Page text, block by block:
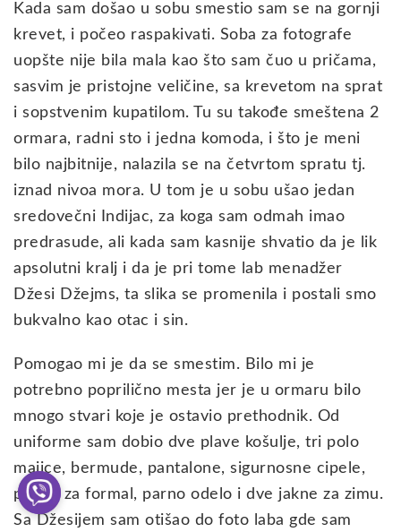
Kada sam došao u sobu smestio sam se na gornji
krevet, i počeo raspakivati. Soba za fotografe
uopšte nije bila mala kao što sam čuo u pričama,
sasvim je pristojne veličine, sa krevetom na sprat
i sopstvenim kupatilom. Tu su takođe smeštena 2
ormara, radni sto i jedna komoda, i što je meni
bilo najbitnije, nalazila se na četvrtom spratu tj.
iznad nivoa mora. U tom je u sobu ušao jedan
sredovečni Indijac, za koga sam odmah imao
predrasude, ali kada sam kasnije shvatio da je lik
apsolutni kralj i da je pri tome lab menadžer
Džesi Džejms, ta slika se promenila i postali smo
bukvalno kao otac i sin.
Pomogao mi je da se smestim. Bilo mi je
potrebno poprilično mesta jer je u ormaru bilo
mnogo stvari koje je ostavio prethodnik. Od
uniforme sam dobio dve plave košulje, tri polo
majice, bermude, pantalone, sigurnosne cipele,
prsluk za formal, parno odelo i dve jakne za zimu.
Sa Džesijem sam otišao do foto laba gde sam